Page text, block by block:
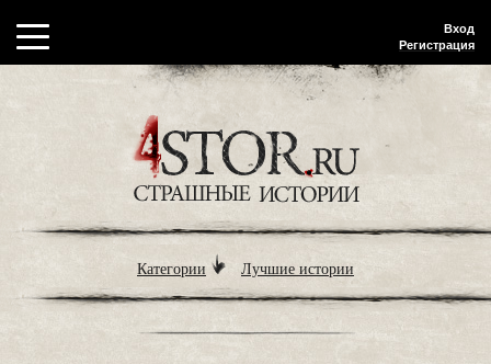
Вход
Регистрация
Категории Лучшие истории